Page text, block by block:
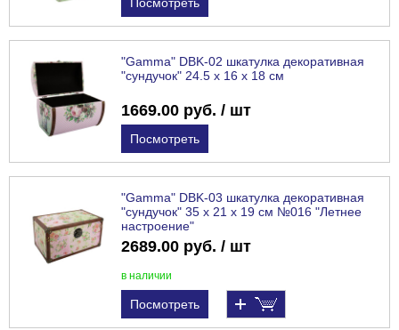
Посмотреть
"Gamma" DBK-02 шкатулка декоративная
"сундучок" 24.5 х 16 х 18 см
1669.00 руб. / шт
Посмотреть
"Gamma" DBK-03 шкатулка декоративная
"сундучок" 35 х 21 х 19 см №016 "Летнее
настроение"
2689.00 руб. / шт
в наличии
Посмотреть